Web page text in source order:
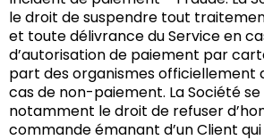
le droit de suspendre tout
et toute délivrance du Service en
d’autorisation de paiement par
part des organismes officiellement
cas de non-paiement. La Société
notamment le droit de refuser
commande émanant d’un Client